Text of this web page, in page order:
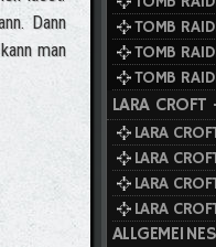
Dann
man
TOMB
TOMB
TOMB
LARA CROFT
LARA
LARA
LARA
LARA
ALLGEMEINES